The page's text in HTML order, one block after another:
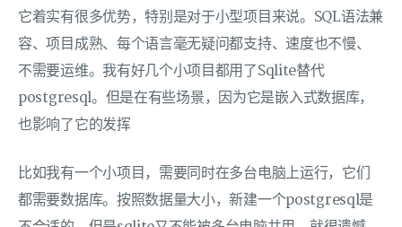
它着实有很多优势，特别是对于小型项目来说。SQL语法兼
容、项目成熟、每个语言毫无疑问都支持、速度也不慢、
不需要运维。我有好几个小项目都用了Sqlite替代
postgresql。但是在有些场景，因为它是嵌入式数据库，
也影响了它的发挥
比如我有一个小项目，需要同时在多台电脑上运行，它们
都需要数据库。按照数据量大小，新建一个postgresql是